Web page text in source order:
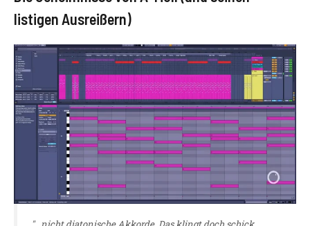
listigen Ausreißern)